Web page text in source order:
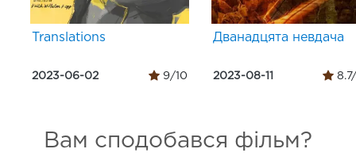
Translations
2023-06-02 9/10
Дванадцята невдача
2023-08-11
Вам сподобався фільм?